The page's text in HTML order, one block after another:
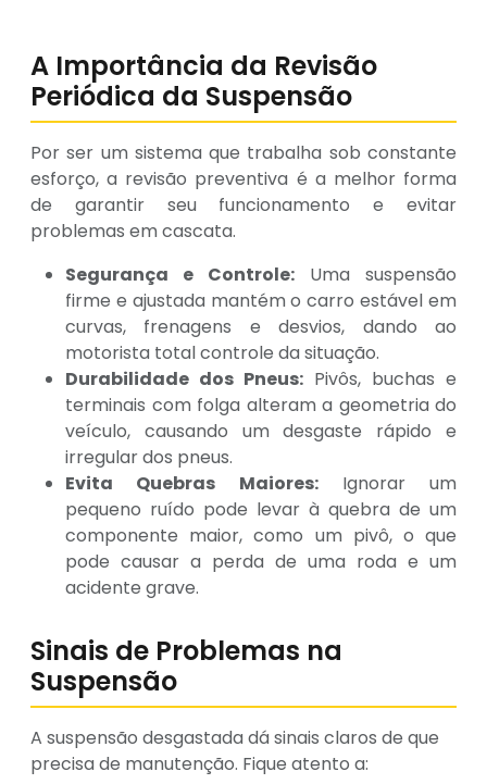
A Importância da Revisão
Periódica da Suspensão
Por ser um sistema que trabalha sob constante
esforço, a revisão preventiva é a melhor forma
de garantir seu funcionamento e evitar
problemas em cascata.
Segurança e Controle: Uma suspensão
firme e ajustada mantém o carro estável em
curvas, frenagens e desvios, dando ao
motorista total controle da situação.
Durabilidade dos Pneus: Pivôs, buchas e
terminais com folga alteram a geometria do
veículo, causando um desgaste rápido e
irregular dos pneus.
Evita Quebras Maiores:Ignorar um
pequeno ruído pode levar à quebra de um
componente maior, como um pivô, o que
pode causar a perda de uma roda e um
acidente grave.
Sinais de Problemas na
Suspensão
A suspensão desgastada dá sinais claros de que
precisa de manutenção. Fique atento a: